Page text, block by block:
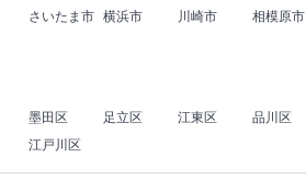
さいたま市 横浜市 川崎市 相模原市
墨田区 足立区 江東区 品川区
江戸川区